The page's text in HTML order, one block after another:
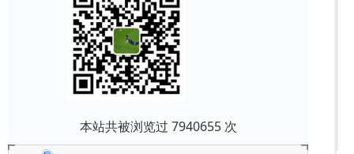
本站共被浏览过 7940655 次